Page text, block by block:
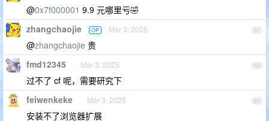
@0x7f000001 9.9 元哪里亏🤣
61
zhangchaojie OP Mar 3, 2025
@zhangchaojie 贵
62
fmd12345 Mar 3, 2025
过不了 cf 呢，需要研究下
63
feiwenkeke Mar 3, 2025
安装不了浏览器扩展